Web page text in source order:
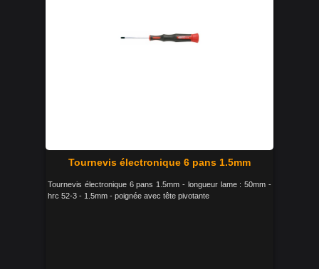
Tournevis électronique 6 pans 1.5mm
Tournevis électronique 6 pans 1.5mm - longueur lame : 50mm -
hrc 52-3 - 1.5mm - poignée avec tête pivotante